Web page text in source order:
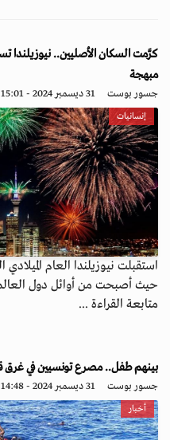
كرَّمت السكان الأصليين.. نيوزيلندا
مبهجة
جسور بوست 31 ديسمبر 2024 - 15:01
إنسانيات
حيث أصبحت من أوائل دول العالم
متابعة القراءة ...
بينهم طفل.. مصرع تونسيين في غرق
جسور بوست 31 ديسمبر 2024 - 14:48
أخبار